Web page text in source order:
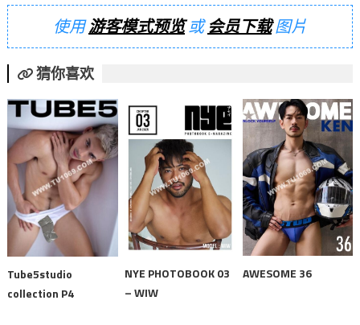
使用游客模式预览或会员下载图片
猜你喜欢
Tube5studio
collection P4
NYE PHOTOBOOK 03
– WIW
AWESOME 36